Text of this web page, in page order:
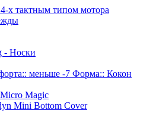
х тактным типом мотора
- Носки
меньше -7 Форма:: Кокон
Magic
Mini Bottom Cover